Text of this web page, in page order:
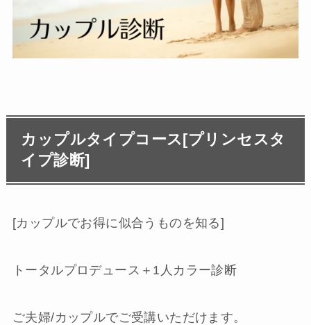
カップルタイプコース[プリンセスタ
イプ診断]
[カップルでお得に似合うものを知る]
トータルプロデュース＋1人カラー診断
ご夫婦/カップルでご受講いただけます。